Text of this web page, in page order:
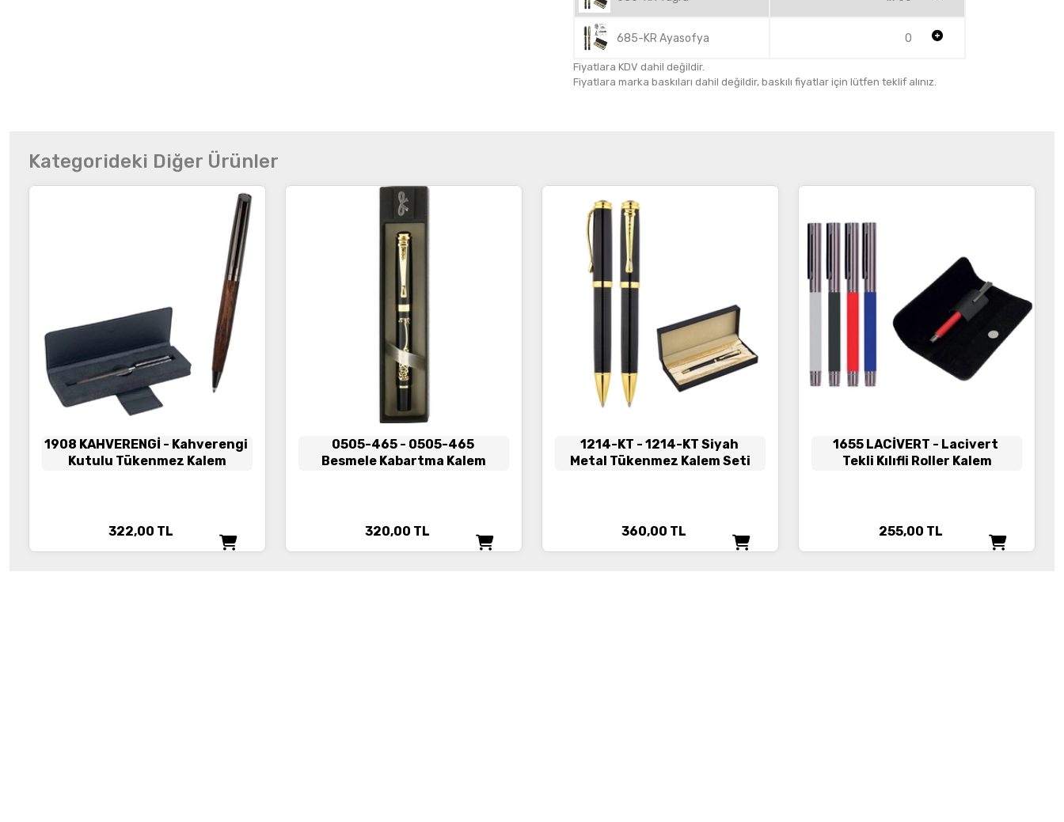
685-KR Ayasofya 0
Fiyatlara KDV dahil değildir.
Fiyatlara marka baskıları dahil değildir, baskılı fiyatlar için lütfen teklif alınız.
Kategorideki Diğer Ürünler
1908 KAHVERENGİ - Kahverengi
Kutulu Tükenmez Kalem
322,00 TL
0505-465 - 0505-465
Besmele Kabartma Kalem
320,00 TL
1214-KT - 1214-KT Siyah
Metal Tükenmez Kalem Seti
360,00 TL
1655 LACİVERT - Lacivert
Tekli Kılıfli Roller Kalem
255,00 TL